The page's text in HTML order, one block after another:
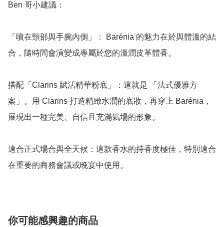
Ben 哥小建議：
「噴在頸部與手腕內側」： Barénia 的魅力在於與體溫的結
合，隨時間會演變成專屬於您的溫潤皮革體香。
搭配「Clarins 賦活精華粉底」：這就是 「法式優雅方
案」。用 Clarins 打造精緻水潤的底妝，再穿上 Barénia，
展現出一種完美、自信且充滿氣場的形象。
適合正式場合與全天候：這款香水的持香度極佳，特別適合
在重要的商務會議或晚宴中使用。
你可能感興趣的商品